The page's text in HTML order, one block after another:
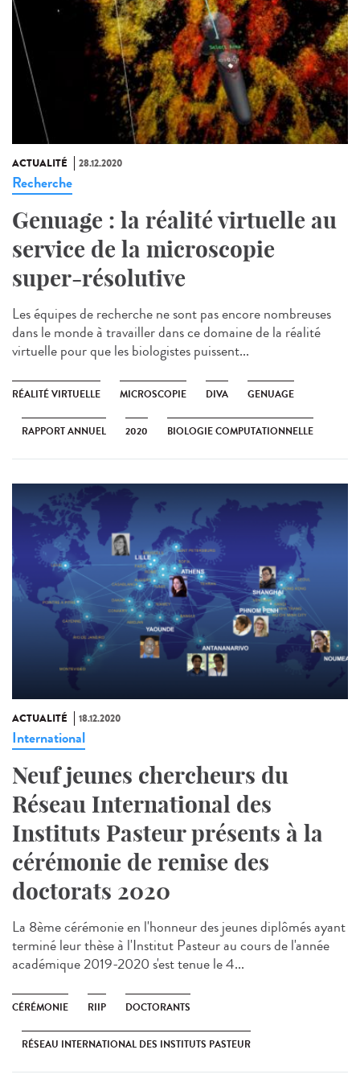
ACTUALITÉ 28.12.2020
Recherche
Genuage : la réalité virtuelle au
service de la microscopie
super-résolutive
Les équipes de recherche ne sont pas encore nombreuses
dans le monde à travailler dans ce domaine de la réalité
virtuelle pour que les biologistes puissent...
RÉALITÉ VIRTUELLE MICROSCOPIE DIVA GENUAGE
RAPPORT ANNUEL 2020 BIOLOGIE COMPUTATIONNELLE
ACTUALITÉ 18.12.2020
International
Neuf jeunes chercheurs du
Réseau International des
Instituts Pasteur présents à la
cérémonie de remise des
doctorats 2020
La 8ème cérémonie en l'honneur des jeunes diplômés ayant
terminé leur thèse à l'Institut Pasteur au cours de l'année
académique 2019-2020 s'est tenue le 4...
CÉRÉMONIE RIIP DOCTORANTS
RÉSEAU INTERNATIONAL DES INSTITUTS PASTEUR